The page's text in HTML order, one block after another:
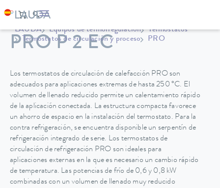
LAUDA Equipos de termorregulación
Termostatos
Termostatos de circulación y proceso
PRO
PRO P 2 EC
Los termostatos de circulación de calefacción PRO son
adecuados para aplicaciones extremas de hasta 250 °C. El
volumen de llenado reducido permite un calentamiento rápido
de la aplicación conectada. La estructura compacta favorece
un ahorro de espacio en la instalación del termostato. Para la
contra refrigeración, se encuentra disponible un serpentín de
refrigeración integrado de serie. Los termostatos de
circulación de refrigeración PRO son ideales para
aplicaciones externas en la que es necesario un cambio rápido
de temperatura. Las potencias de frío de 0,6 y 0,8 kW
combinadas con un volumen de llenado muy reducido